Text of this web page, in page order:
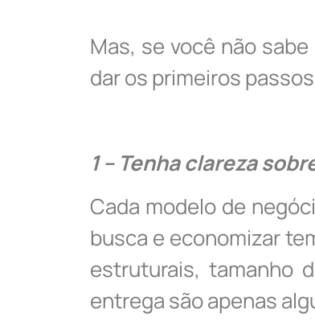
Mas, se você não
dar os primeiros
1 – Tenha clareza
Cada modelo de
busca e economizar
estruturais, tamanho
entrega são apenas